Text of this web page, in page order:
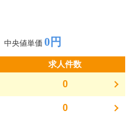
中央値単価 0円
求人件数
0
0